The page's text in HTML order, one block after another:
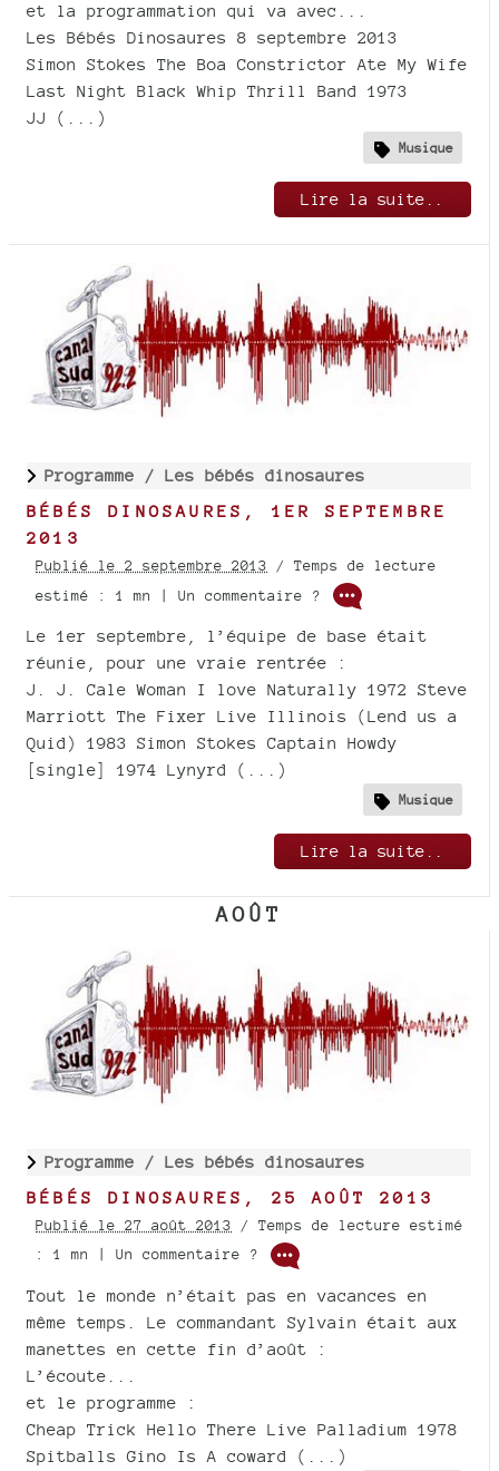
et la programmation qui va avec...
Les Bébés Dinosaures 8 septembre 2013
Simon Stokes The Boa Constrictor Ate My Wife
Last Night Black Whip Thrill Band 1973
JJ (...)
Musique
Lire la suite..
Programme / Les bébés dinosaures
BÉBÉS DINOSAURES, 1ER SEPTEMBRE
2013
Publié le 2 septembre 2013 / Temps de lecture
estimé : 1 mn | Un commentaire ?
Le 1er septembre, l’équipe de base était
réunie, pour une vraie rentrée :
J. J. Cale Woman I love Naturally 1972 Steve
Marriott The Fixer Live Illinois (Lend us a
Quid) 1983 Simon Stokes Captain Howdy
[single] 1974 Lynyrd (...)
Musique
Lire la suite..
AOÛT
Programme / Les bébés dinosaures
BÉBÉS DINOSAURES, 25 AOÛT 2013
Publié le 27 août 2013 / Temps de lecture estimé
: 1 mn | Un commentaire ?
Tout le monde n’était pas en vacances en
même temps. Le commandant Sylvain était aux
manettes en cette fin d’août :
L’écoute...
et le programme :
Cheap Trick Hello There Live Palladium 1978
Spitballs Gino Is A coward (...)